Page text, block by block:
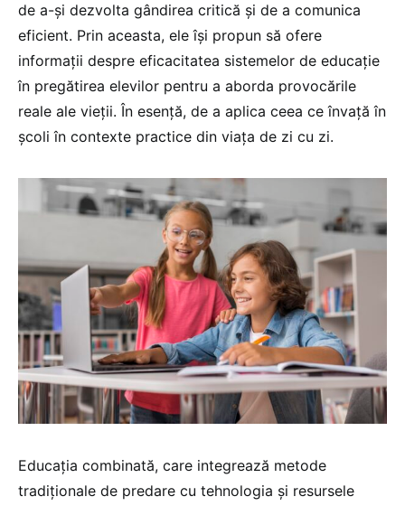
de a-și dezvolta gândirea critică și de a comunica
eficient. Prin aceasta, ele își propun să ofere
informații despre eficacitatea sistemelor de educație
în pregătirea elevilor pentru a aborda provocările
reale ale vieții. În esență, de a aplica ceea ce învață în
școli în contexte practice din viața de zi cu zi.
Educația combinată, care integrează metode
tradiționale de predare cu tehnologia și resursele